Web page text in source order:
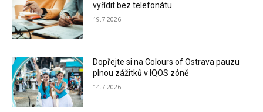
vyřídit bez telefonátu
19.7.2026
Dopřejte si na Colours of Ostrava pauzu
plnou zážitků v IQOS zóně
14.7.2026